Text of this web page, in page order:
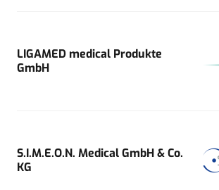
LIGAMED medical Produkte
GmbH
S.I.M.E.O.N. Medical GmbH & Co.
KG